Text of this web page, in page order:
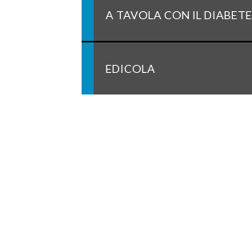
A TAVOLA CON IL DIABETE
EDICOLA